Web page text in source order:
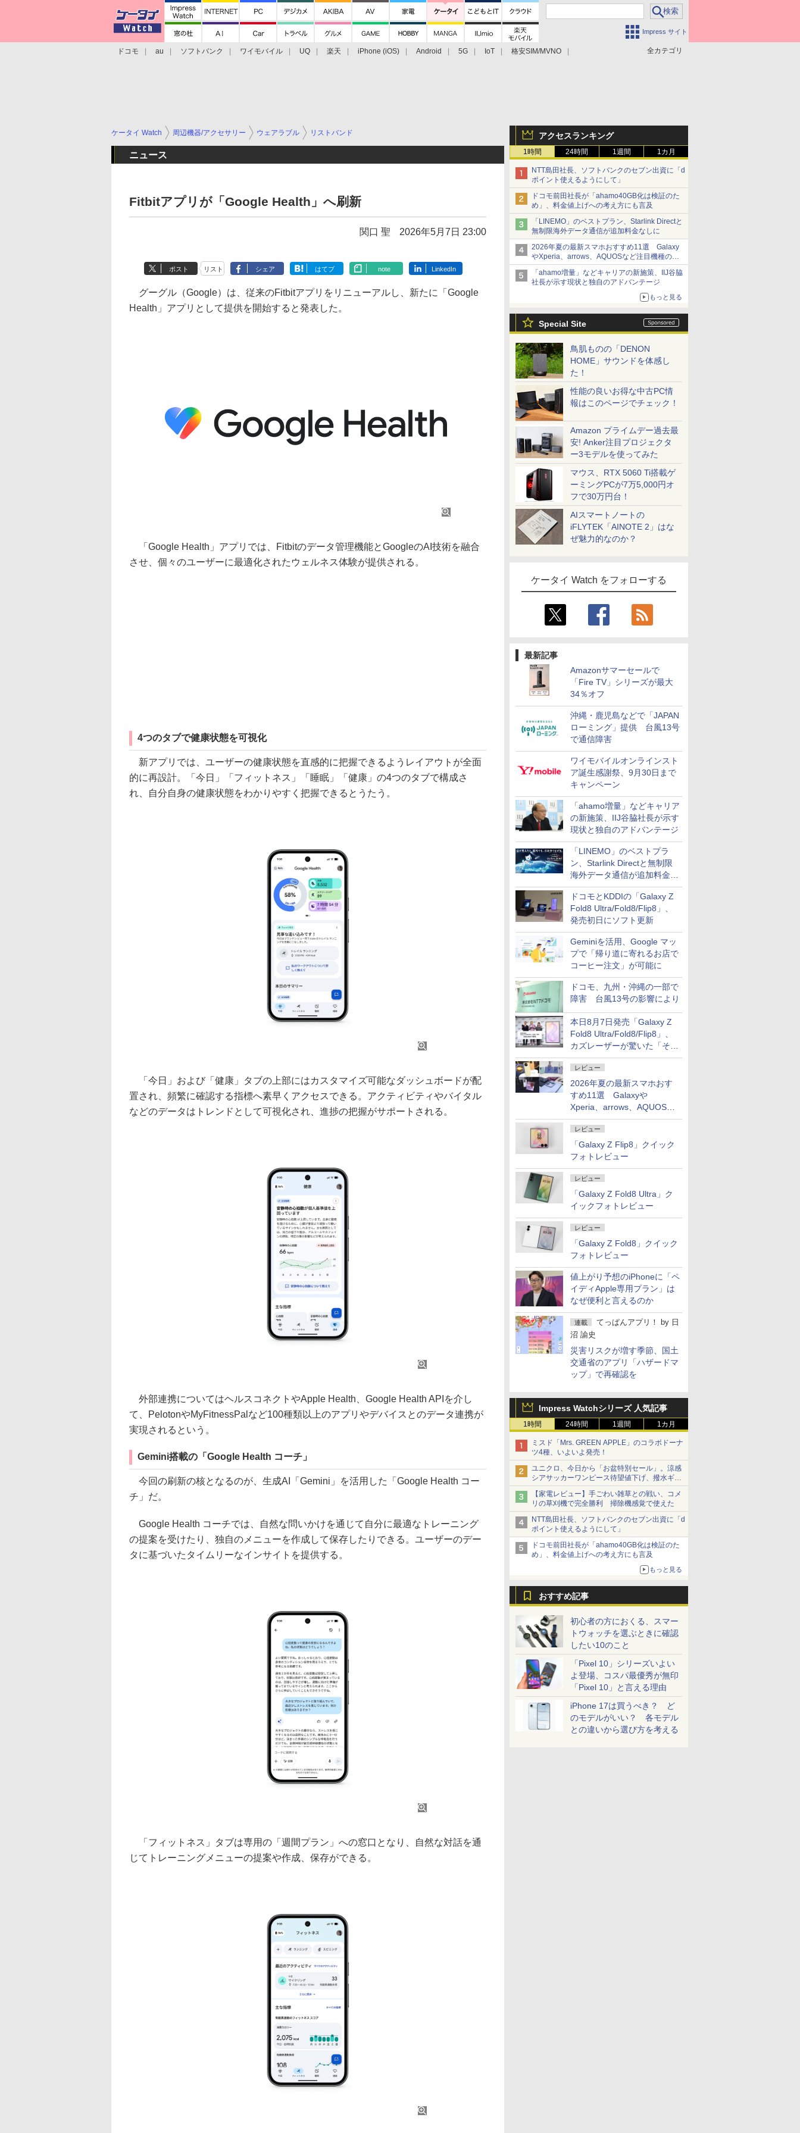
Impress サイト
全カテゴリ
ドコモ au ソフトバンク ワイモバイル UQ 楽天 iPhone (iOS) Android 5G IoT
格安SIM/MVNO
アクセスランキング
1時間 24時間 1週間 1カ月
NTT島田社長、ソフトバンクのセブン出資に「d
ポイント使えるようにして」
ドコモ前田社長が「ahamo40GB化は検証のた
め」、料金値上げへの考え方にも言及
「LINEMO」のベストプラン、Starlink Directと
無制限海外データ通信が追加料金なしに
2026年夏の最新スマホおすすめ11選 Galaxy
やXperia、arrows、AQUOSなど注目機種の特
徴は
「ahamo増量」などキャリアの新施策、IIJ谷脇
社長が示す現状と独自のアドバンテージ
もっと見る
Special Site
鳥肌ものの「DENON
HOME」サウンドを体感し
た！
性能の良いお得な中古PC情
報はこのページでチェック！
Amazon プライムデー過去最
安! Anker注目プロジェクタ
ー3モデルを使ってみた
マウス、RTX 5060 Ti搭載ゲ
ーミングPCが7万5,000円オ
フで30万円台！
AIスマートノートの
iFLYTEK「AINOTE 2」はな
ぜ魅力的なのか？
ケータイ Watch をフォローする
最新記事
Amazonサマーセールで
「Fire TV」シリーズが最大
34％オフ
沖縄・鹿児島などで「JAPAN
ローミング」提供 台風13号
で通信障害
ワイモバイルオンラインスト
ア誕生感謝祭、9月30日まで
キャンペーン
「ahamo増量」などキャリア
の新施策、IIJ谷脇社長が示す
現状と独自のアドバンテージ
「LINEMO」のベストプラ
ン、Starlink Directと無制限
海外データ通信が追加料金な
しに
ドコモとKDDIの「Galaxy Z
Fold8 Ultra/Fold8/Flip8」、
発売初日にソフト更新
Geminiを活用、Google マッ
プで「帰り道に寄れるお店で
コーヒー注文」が可能に
ドコモ、九州・沖縄の一部で
障害 台風13号の影響により
本日8月7日発売「Galaxy Z
Fold8 Ultra/Fold8/Flip8」、
カズレーザーが驚いた「そば
屋のメニュー並みの薄さ」
レビュー
2026年夏の最新スマホおす
すめ11選 Galaxyや
Xperia、arrows、AQUOSな
ど注目機種の特徴は
レビュー
「Galaxy Z Flip8」クイック
フォトレビュー
レビュー
「Galaxy Z Fold8 Ultra」ク
イックフォトレビュー
レビュー
「Galaxy Z Fold8」クイック
フォトレビュー
値上がり予想のiPhoneに「ペ
イディApple専用プラン」は
なぜ便利と言えるのか
連載 てっぱんアプリ！ by 日
沼 諭史
災害リスクが増す季節、国土
交通省のアプリ「ハザードマ
ップ」で再確認を
Impress Watchシリーズ 人気記事
1時間 24時間 1週間 1カ月
ミスド「Mrs. GREEN APPLE」のコラボドーナ
ツ4種、いよいよ発売！
ユニクロ、今日から「お盆特別セール」。涼感
シアサッカーワンピース待望値下げ、撥水ギア
ショーツは1990円に
【家電レビュー】手ごわい雑草との戦い、コメ
リの草刈機で完全勝利 掃除機感覚で使えた
NTT島田社長、ソフトバンクのセブン出資に「d
ポイント使えるようにして」
ドコモ前田社長が「ahamo40GB化は検証のた
め」、料金値上げへの考え方にも言及
もっと見る
おすすめ記事
初心者の方におくる、スマー
トウォッチを選ぶときに確認
したい10のこと
「Pixel 10」シリーズいよい
よ登場、コスパ最優秀が無印
「Pixel 10」と言える理由
iPhone 17は買うべき？ ど
のモデルがいい？ 各モデル
との違いから選び方を考える
ケータイ Watch 周辺機器/アクセサリー ウェアラブル リストバンド
ニュース
Fitbitアプリが「Google Health」へ刷新
関口 聖 2026年5月7日 23:00
ポスト リスト シェア はてブ note LinkedIn
グーグル（Google）は、従来のFitbitアプリをリニューアルし、新たに「Google
Health」アプリとして提供を開始すると発表した。
「Google Health」アプリでは、Fitbitのデータ管理機能とGoogleのAI技術を融合
させ、個々のユーザーに最適化されたウェルネス体験が提供される。
4つのタブで健康状態を可視化
新アプリでは、ユーザーの健康状態を直感的に把握できるようレイアウトが全面
的に再設計。「今日」「フィットネス」「睡眠」「健康」の4つのタブで構成さ
れ、自分自身の健康状態をわかりやすく把握できるとうたう。
「今日」および「健康」タブの上部にはカスタマイズ可能なダッシュボードが配
置され、頻繁に確認する指標へ素早くアクセスできる。アクティビティやバイタル
などのデータはトレンドとして可視化され、進捗の把握がサポートされる。
外部連携についてはヘルスコネクトやApple Health、Google Health APIを介し
て、PelotonやMyFitnessPalなど100種類以上のアプリやデバイスとのデータ連携が
実現されるという。
Gemini搭載の「Google Health コーチ」
今回の刷新の核となるのが、生成AI「Gemini」を活用した「Google Health コー
チ」だ。
Google Health コーチでは、自然な問いかけを通じて自分に最適なトレーニング
の提案を受けたり、独自のメニューを作成して保存したりできる。ユーザーのデー
タに基づいたタイムリーなインサイトを提供する。
「フィットネス」タブは専用の「週間プラン」への窓口となり、自然な対話を通
じてトレーニングメニューの提案や作成、保存ができる。